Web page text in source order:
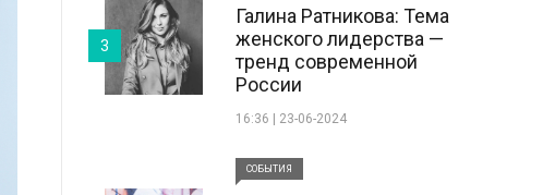
Галина Ратникова: Тема
женского лидерства —
тренд современной
России
16:36 | 23-06-2024
3
СОБЫТИЯ